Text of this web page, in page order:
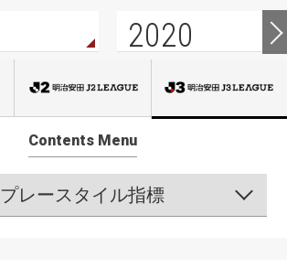
2020
Contents Menu
プレースタイル指標